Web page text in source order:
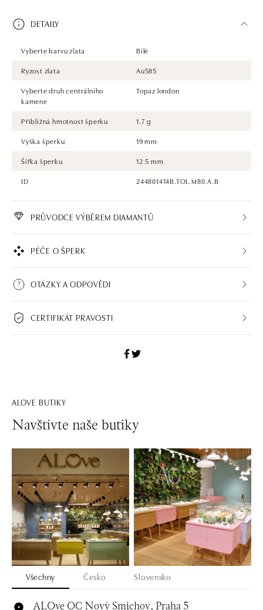
DETAILY
Vyberte barvu zlata
Bílé
Ryzost zlata
Au585
Vyberte druh centrálního
kamene
Topaz london
Přibližná hmotnost šperku
1.7 g
Výška šperku
19 mm
Šířka šperku
12.5 mm
ID
244801414B.TOL.M80.A.B
PRŮVODCE VÝBĚREM DIAMANTŮ
PÉČE O ŠPERK
OTÁZKY A ODPOVĚDI
CERTIFIKÁT PRAVOSTI
ALOVE BUTIKY
Navštivte naše butiky
Všechny Česko Slovensko
ALOve OC Nový Smíchov, Praha 5